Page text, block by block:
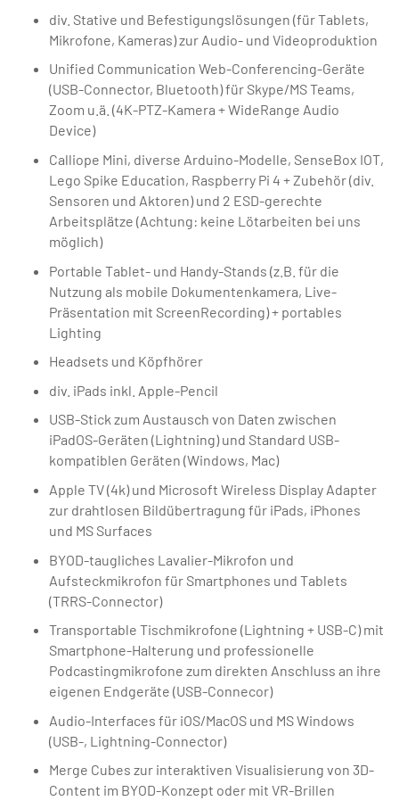
div. Stative und Befestigungslösungen (für Tablets,
Mikrofone, Kameras) zur Audio- und Videoproduktion
Unified Communication Web-Conferencing-Geräte
(USB-Connector, Bluetooth) für Skype/MS Teams,
Zoom u.ä. (4K-PTZ-Kamera + WideRange Audio
Device)
Calliope Mini, diverse Arduino-Modelle, SenseBox IOT,
Lego Spike Education, Raspberry Pi 4 + Zubehör (div.
Sensoren und Aktoren) und 2 ESD-gerechte
Arbeitsplätze (Achtung: keine Lötarbeiten bei uns
möglich)
Portable Tablet- und Handy-Stands (z.B. für die
Nutzung als mobile Dokumentenkamera, Live-
Präsentation mit ScreenRecording) + portables
Lighting
Headsets und Köpfhörer
div. iPads inkl. Apple-Pencil
USB-Stick zum Austausch von Daten zwischen
iPadOS-Geräten (Lightning) und Standard USB-
kompatiblen Geräten (Windows, Mac)
Apple TV (4k) und Microsoft Wireless Display Adapter
zur drahtlosen Bildübertragung für iPads, iPhones
und MS Surfaces
BYOD-taugliches Lavalier-Mikrofon und
Aufsteckmikrofon für Smartphones und Tablets
(TRRS-Connector)
Transportable Tischmikrofone (Lightning + USB-C) mit
Smartphone-Halterung und professionelle
Podcastingmikrofone zum direkten Anschluss an ihre
eigenen Endgeräte (USB-Connecor)
Audio-Interfaces für iOS/MacOS und MS Windows
(USB-, Lightning-Connector)
Merge Cubes zur interaktiven Visualisierung von 3D-
Content im BYOD-Konzept oder mit VR-Brillen